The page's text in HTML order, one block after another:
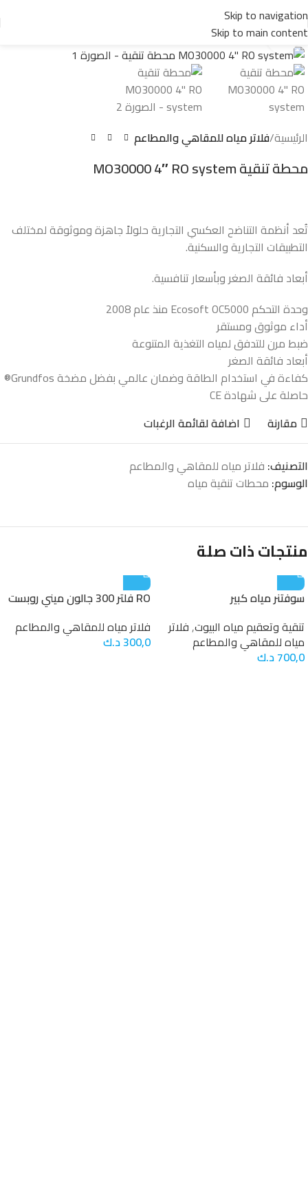
Skip to navigation
Skip to main content
Click to enlarge
الرئيسية فلاتر مياه للمقاهي والمطاعم
محطة تنقية MO30000 4″ RO system
تُعد أنظمة التناضح العكسي التجارية حلولاً جاهزة وموثوقة لمختلف
التطبيقات التجارية والسكنية.
أبعاد فائقة الصغر وبأسعار تنافسية.
وحدة التحكم Ecosoft OC5000 منذ عام 2008
أداء موثوق ومستقر
ضبط مرن للتدفق لمياه التغذية المتنوعة
أبعاد فائقة الصغر
كفاءة في استخدام الطاقة وضمان عالمي بفضل مضخة Grundfos®
حاصلة على شهادة CE
مقارنة
اضافة لقائمة الرغبات
التصنيف: فلاتر مياه للمقاهي والمطاعم
الوسوم: محطات تنقية مياه
منتجات ذات صلة
سوفتنر مياه كبير
تنقية وتعقيم مياه البيوت,فلاتر
مياه للمقاهي والمطاعم
700,0د.ك
RO فلتر 300 جالون ميني روبست
فلاتر مياه للمقاهي والمطاعم
300,0د.ك